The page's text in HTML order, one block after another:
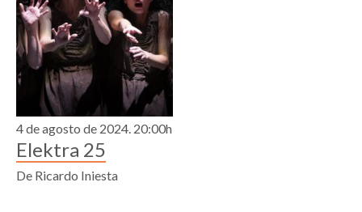
4 de agosto de 2024. 20:00h
Elektra 25
De Ricardo Iniesta